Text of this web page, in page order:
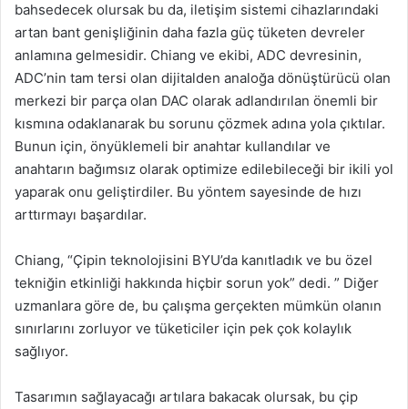
bahsedecek olursak bu da, iletişim sistemi cihazlarındaki
artan bant genişliğinin daha fazla güç tüketen devreler
anlamına gelmesidir. Chiang ve ekibi, ADC devresinin,
ADC’nin tam tersi olan dijitalden analoğa dönüştürücü olan
merkezi bir parça olan DAC olarak adlandırılan önemli bir
kısmına odaklanarak bu sorunu çözmek adına yola çıktılar.
Bunun için, önyüklemeli bir anahtar kullandılar ve
anahtarın bağımsız olarak optimize edilebileceği bir ikili yol
yaparak onu geliştirdiler. Bu yöntem sayesinde de hızı
arttırmayı başardılar.
Chiang, “Çipin teknolojisini BYU’da kanıtladık ve bu özel
tekniğin etkinliği hakkında hiçbir sorun yok” dedi. ” Diğer
uzmanlara göre de, bu çalışma gerçekten mümkün olanın
sınırlarını zorluyor ve tüketiciler için pek çok kolaylık
sağlıyor.
Tasarımın sağlayacağı artılara bakacak olursak, bu çip